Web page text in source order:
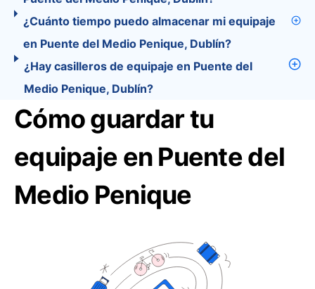
¿Cuánto tiempo puedo almacenar mi equipaje
en Puente del Medio Penique, Dublín?
¿Hay casilleros de equipaje en Puente del
Medio Penique, Dublín?
Cómo guardar tu
equipaje en Puente del
Medio Penique